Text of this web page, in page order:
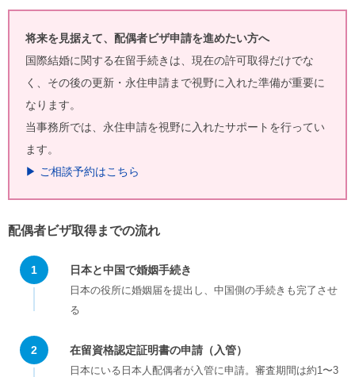
将来を見据えて、配偶者ビザ申請を進めたい方へ
国際結婚に関する在留手続きは、現在の許可取得だけでな
く、その後の更新・永住申請まで視野に入れた準備が重要に
なります。
当事務所では、永住申請を視野に入れたサポートを行ってい
ます。
▶ ご相談予約はこちら
配偶者ビザ取得までの流れ
1 日本と中国で婚姻手続き
日本の役所に婚姻届を提出し、中国側の手続きも完了させ
る
2 在留資格認定証明書の申請（入管）
日本にいる日本人配偶者が入管に申請。審査期間は約1〜3